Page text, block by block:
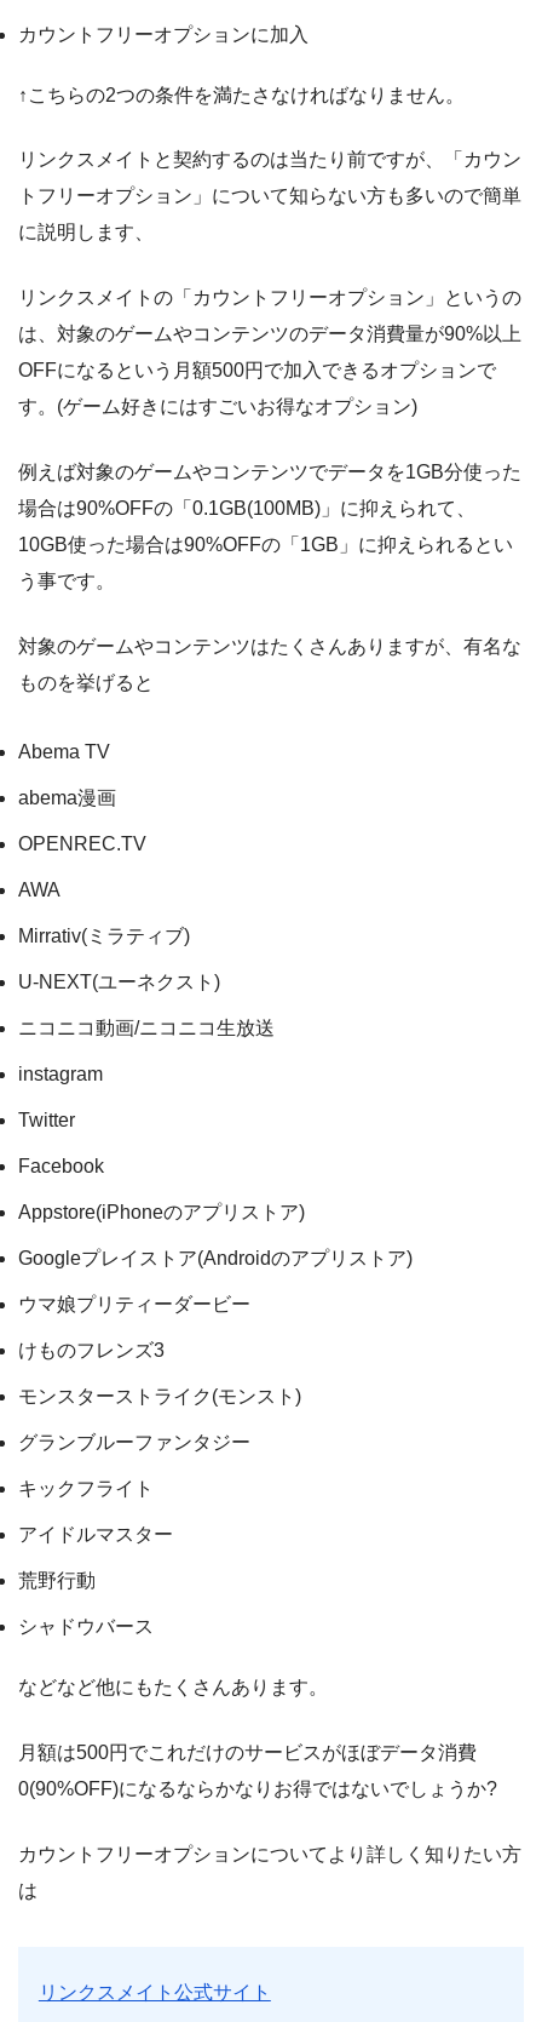
カウントフリーオプションに加入
↑こちらの2つの条件を満たさなければなりません。
リンクスメイトと契約するのは当たり前ですが、「カウン
トフリーオプション」について知らない方も多いので簡単
に説明します、
リンクスメイトの「カウントフリーオプション」というの
は、対象のゲームやコンテンツのデータ消費量が90%以上
OFFになるという月額500円で加入できるオプションで
す。(ゲーム好きにはすごいお得なオプション)
例えば対象のゲームやコンテンツでデータを1GB分使った
場合は90%OFFの「0.1GB(100MB)」に抑えられて、
10GB使った場合は90%OFFの「1GB」に抑えられるとい
う事です。
対象のゲームやコンテンツはたくさんありますが、有名な
ものを挙げると
Abema TV
abema漫画
OPENREC.TV
AWA
Mirrativ(ミラティブ)
U-NEXT(ユーネクスト)
ニコニコ動画/ニコニコ生放送
instagram
Twitter
Facebook
Appstore(iPhoneのアプリストア)
Googleプレイストア(Androidのアプリストア)
ウマ娘プリティーダービー
けものフレンズ3
モンスターストライク(モンスト)
グランブルーファンタジー
キックフライト
アイドルマスター
荒野行動
シャドウバース
などなど他にもたくさんあります。
月額は500円でこれだけのサービスがほぼデータ消費
0(90%OFF)になるならかなりお得ではないでしょうか?
カウントフリーオプションについてより詳しく知りたい方
は
リンクスメイト公式サイト